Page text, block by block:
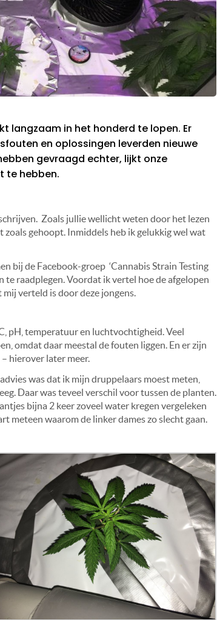
langzaam in het honderd te lopen. Er
en oplossingen leverden nieuwe
gevraagd echter, lijkt onze
te hebben.
Zoals jullie wellicht weten door het lezen
gehoopt. Inmiddels heb ik gelukkig wel wat
bij de Facebook-groep ‘Cannabis Strain Testing
te raadplegen. Voordat ik vertel hoe de afgelopen
verteld is door deze jongens.
pH, temperatuur en luchtvochtigheid. Veel
omdat daar meestal de fouten liggen. En er zijn
hierover later meer.
was dat ik mijn druppelaars moest meten,
Daar was teveel verschil voor tussen de planten.
bijna 2 keer zoveel water kregen vergeleken
meteen waarom de linker dames zo slecht gaan.